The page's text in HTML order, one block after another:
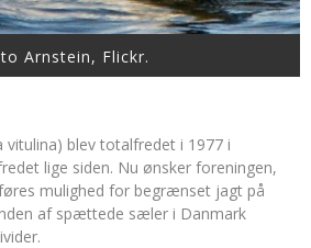
Arnstein, Flickr.
blev totalfredet i 1977 i
lige siden. Nu ønsker foreningen,
mulighed for begrænset jagt på
af spættede sæler i Danmark